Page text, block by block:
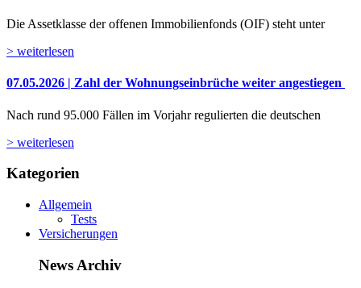
Die Assetklasse der offenen Immobilienfonds (OIF) steht unter
> weiterlesen
07.05.2026 | Zahl der Wohnungseinbrüche weiter angestiegen
Nach rund 95.000 Fällen im Vorjahr regulierten die deutschen
> weiterlesen
Kategorien
Allgemein
Tests
Versicherungen
News Archiv